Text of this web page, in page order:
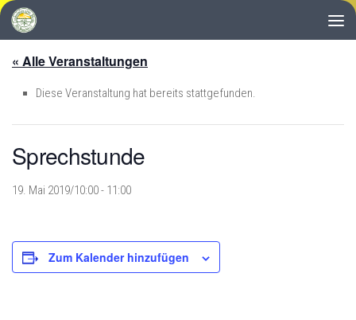
Zum Inhalt springen
« Alle Veranstaltungen
Diese Veranstaltung hat bereits stattgefunden.
Sprechstunde
19. Mai 2019/10:00- 11:00
Zum Kalender hinzufügen